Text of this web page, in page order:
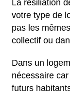
La résiliation
votre type de
pas les
collectif ou
Dans un
nécessaire
futurs